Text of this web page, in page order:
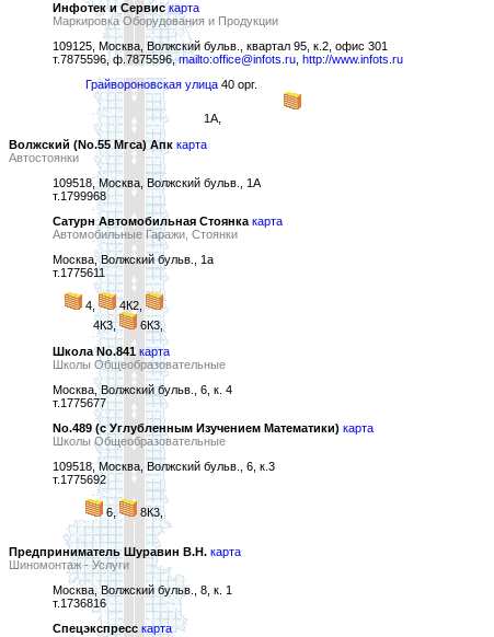
Инфотек и Сервис карта
Маркировка Оборудования и Продукции
109125, Москва, Волжский бульв., квартал 95, к.2, офис 301
т.7875596, ф.7875596,mailto:office@infots.ru http://www.infots.ru
Грайвороновская улица 40 орг.
1А,
Волжский (No.55 Мгса) Апк карта
Автостоянки
109518, Москва, Волжский бульв., 1А
т.1799968
Сатурн Автомобильная Стоянка карта
Автомобильные Гаражи, Стоянки
Москва, Волжский бульв., 1а
т.1775611
4,
4К2,
4К3,
6К3,
Школа No.841 карта
Школы Общеобразовательные
Москва, Волжский бульв., 6, к. 4
т.1775677
No.489 (с Углубленным Изучением Математики) карта
Школы Общеобразовательные
109518, Москва, Волжский бульв., 6, к.3
т.1775692
6, 8К3,
Предприниматель Шуравин В.Н. карта
Шиномонтаж - Услуги
Москва, Волжский бульв., 8, к. 1
т.1736816
Спецэкспресс карта